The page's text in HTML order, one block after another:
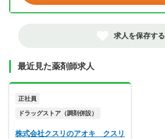
求人を保存する
最近見た薬剤師求人
正社員
ドラッグストア（調剤併設）
株式会社クスリのアオキ クスリ